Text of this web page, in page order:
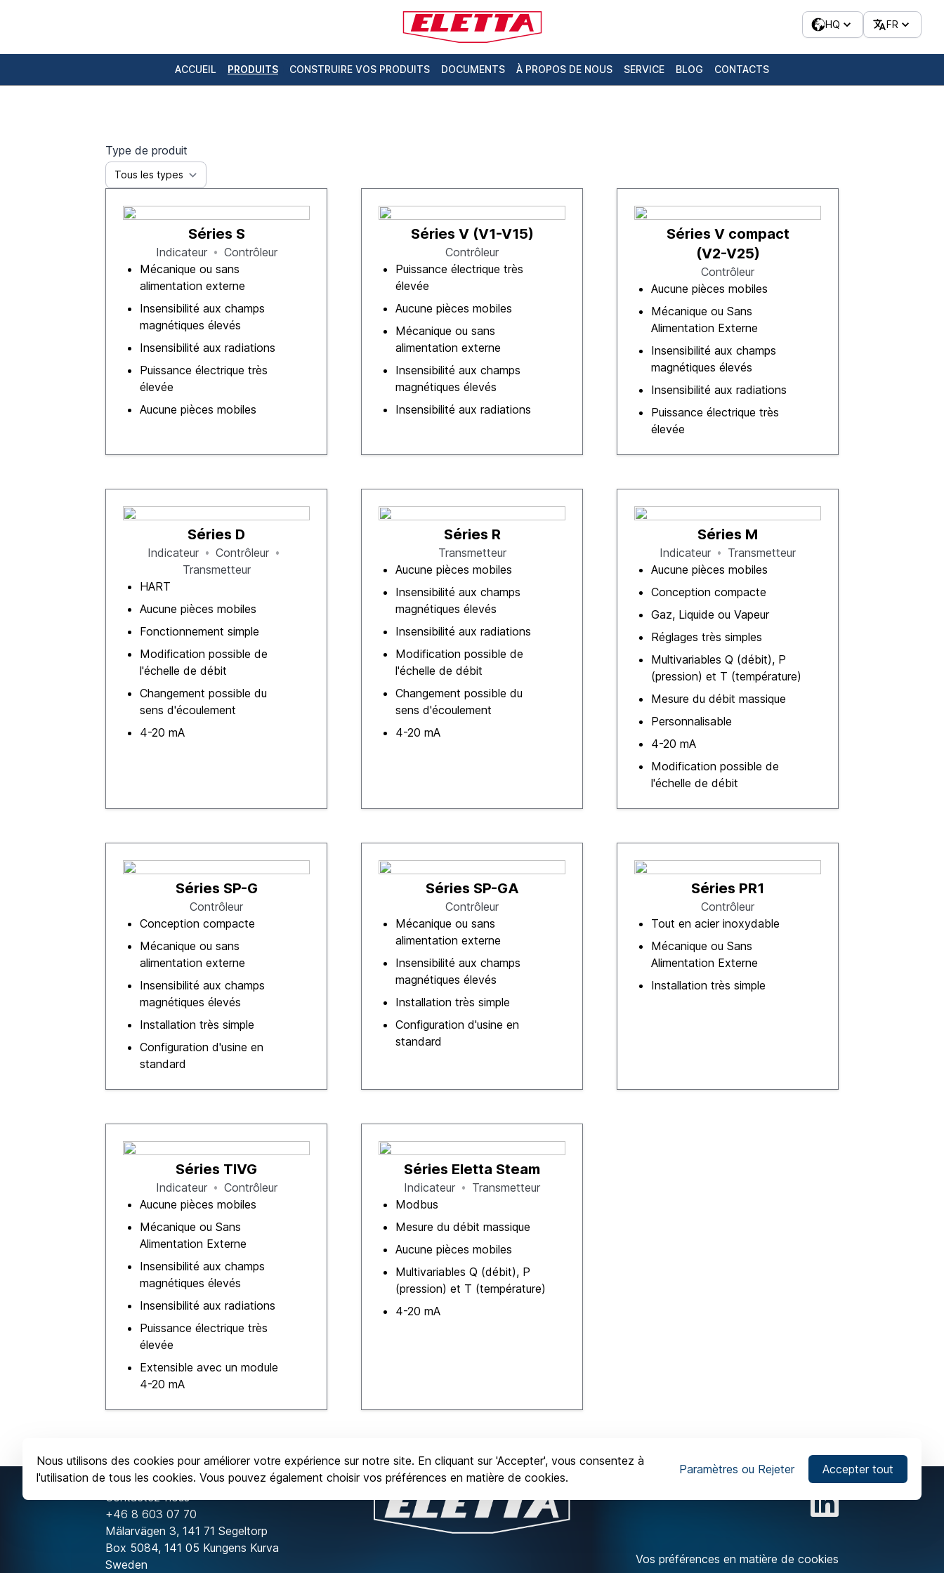
HQ FR
ACCUEIL PRODUITS CONSTRUIRE VOS PRODUITS DOCUMENTS À PROPOS DE NOUS SERVICE BLOG CONTACTS
Type de produit
Séries S
Indicateur
Contrôleur
Mécanique ou sans
alimentation externe
Insensibilité aux champs
magnétiques élevés
Insensibilité aux radiations
Puissance électrique très
élevée
Aucune pièces mobiles
Séries V (V1-V15)
Contrôleur
Puissance électrique très
élevée
Aucune pièces mobiles
Mécanique ou sans
alimentation externe
Insensibilité aux champs
magnétiques élevés
Insensibilité aux radiations
Séries V compact
(V2-V25)
Contrôleur
Aucune pièces mobiles
Mécanique ou Sans
Alimentation Externe
Insensibilité aux champs
magnétiques élevés
Insensibilité aux radiations
Puissance électrique très
élevée
Séries D
Indicateur
Contrôleur
Transmetteur
HART
Aucune pièces mobiles
Fonctionnement simple
Modification possible de
l'échelle de débit
Changement possible du
sens d'écoulement
4-20 mA
Séries R
Transmetteur
Aucune pièces mobiles
Insensibilité aux champs
magnétiques élevés
Insensibilité aux radiations
Modification possible de
l'échelle de débit
Changement possible du
sens d'écoulement
4-20 mA
Séries M
Indicateur
Transmetteur
Aucune pièces mobiles
Conception compacte
Gaz, Liquide ou Vapeur
Réglages très simples
Multivariables Q (débit), P
(pression) et T (température)
Mesure du débit massique
Personnalisable
4-20 mA
Modification possible de
l'échelle de débit
Séries SP-G
Contrôleur
Conception compacte
Mécanique ou sans
alimentation externe
Insensibilité aux champs
magnétiques élevés
Installation très simple
Configuration d'usine en
standard
Séries SP-GA
Contrôleur
Mécanique ou sans
alimentation externe
Insensibilité aux champs
magnétiques élevés
Installation très simple
Configuration d'usine en
standard
Séries PR1
Contrôleur
Tout en acier inoxydable
Mécanique ou Sans
Alimentation Externe
Installation très simple
Séries TIVG
Indicateur
Contrôleur
Aucune pièces mobiles
Mécanique ou Sans
Alimentation Externe
Insensibilité aux champs
magnétiques élevés
Insensibilité aux radiations
Puissance électrique très
élevée
Extensible avec un module
4-20 mA
Séries Eletta Steam
Indicateur
Transmetteur
Modbus
Mesure du débit massique
Aucune pièces mobiles
Multivariables Q (débit), P
(pression) et T (température)
4-20 mA
Nous utilisons des cookies pour améliorer votre expérience sur notre site. En cliquant sur 'Accepter', vous consentez à
l'utilisation de tous les cookies. Vous pouvez également choisir vos préférences en matière de cookies.
Paramètres ou Rejeter
Accepter tout
Contactez-nous
+46 8 603 07 70
Mälarvägen 3, 141 71 Segeltorp
Box 5084, 141 05 Kungens Kurva
Sweden
Vos préférences en matière de cookies